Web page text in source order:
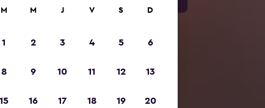
M M J V S D
1 2 3 4 5 6
8 9 10 11 12 13
15 16 17 18 19 20